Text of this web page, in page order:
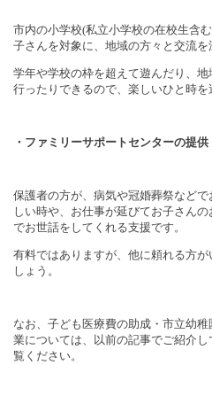
市内の小学校(私立小学校の在校生含む
子さんを対象に、地域の方々と交流を
学年や学校の枠を超えて遊んだり、
行ったりできるので、楽しいひと時を
・ファミリーサポートセンターの提供
保護者の方が、病気や冠婚葬祭など
しい時や、お仕事が延びてお子さん
でお世話をしてくれる支援です。
有料ではありますが、他に頼れる方
しょう。
なお、子ども医療費の助成・市立幼
業については、以前の記事でご紹介
覧ください。